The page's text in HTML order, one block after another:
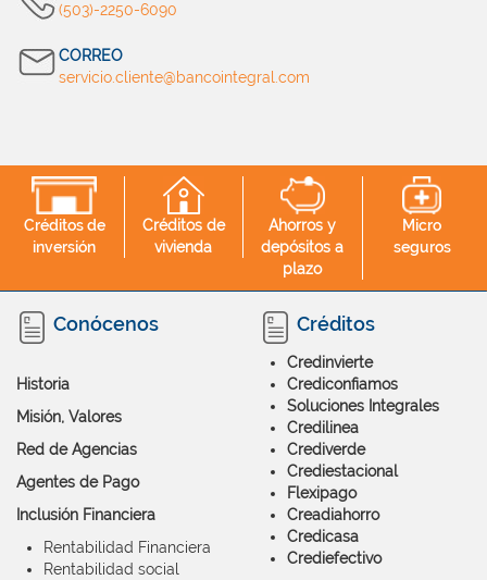
(503)-2250-6090
CORREO
servicio.cliente@bancointegral.com
Créditos de
inversión
Créditos de
vivienda
Ahorros y
depósitos a
plazo
Micro
seguros
Conócenos
Historia
Misión, Valores
Red de Agencias
Agentes de Pago
Inclusión Financiera
Rentabilidad Financiera
Rentabilidad social
Créditos
Credinvierte
Crediconfiamos
Soluciones Integrales
Credilinea
Crediverde
Crediestacional
Flexipago
Creadiahorro
Credicasa
Crediefectivo